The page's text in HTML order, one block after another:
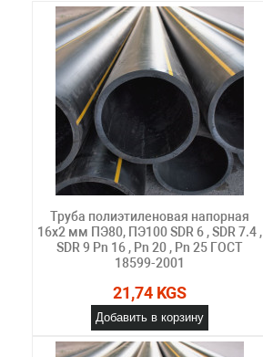
Труба полиэтиленовая напорная
16х2 мм ПЭ80, ПЭ100 SDR 6 , SDR 7.4 ,
SDR 9 Pn 16 , Pn 20 , Pn 25 ГОСТ
18599-2001
21,74 KGS
Добавить в корзину